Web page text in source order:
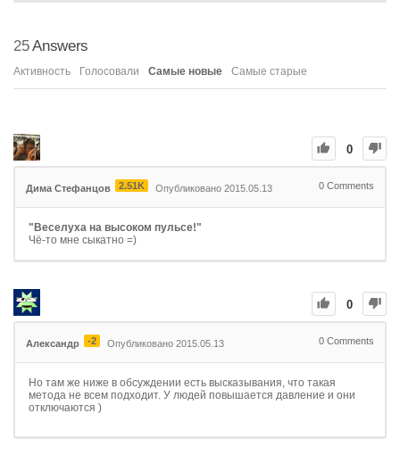
25Answers
Активность Голосовали Самые новые Самые старые
0
Дима Стефанцов 2.51K Опубликовано 2015.05.13 0 Comments
"Веселуха на высоком пульсе!"
Чё-то мне сыкатно =)
0
Александр -2 Опубликовано 2015.05.13 0 Comments
Но там же ниже в обсуждении есть высказывания, что такая
метода не всем подходит. У людей повышается давление и они
отключаются )